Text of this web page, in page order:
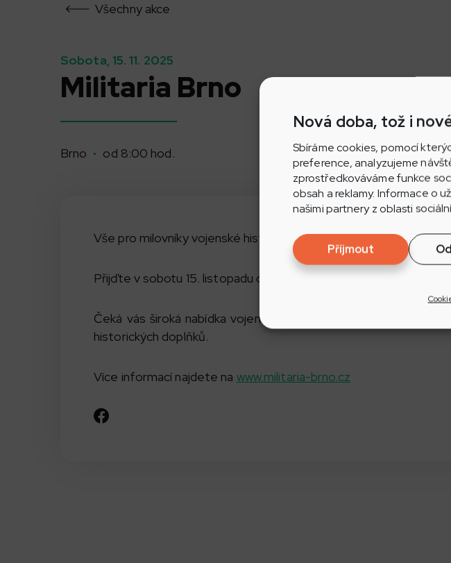
Nová doba, tož i
Sbíráme cookies, pomocí
preference, analyzujeme
zprostředkováváme funkce
obsah a reklamy. Informace o
našimi partnery z oblasti
Příjmout
Všechny akce
Sobota, 15. 11. 2025
Militaria Brno
Brno od 8:00 hod.
Vše pro milovníky vojenské historie a sběratelství nabídne
Přijďte v sobotu 15. listopadu od 8:00 hod. na brněnské
Čeká vás široká nabídka vojenských předmětů, dobových
historických doplňků.
Více informací najdete na www.militaria-brno.cz